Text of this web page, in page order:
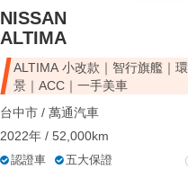
NISSAN
ALTIMA
ALTIMA 小改款｜智行旗艦｜環
景｜ACC｜一手美車
台中市 / 萬通汽車
2022年 / 52,000km
認證車
五大保證